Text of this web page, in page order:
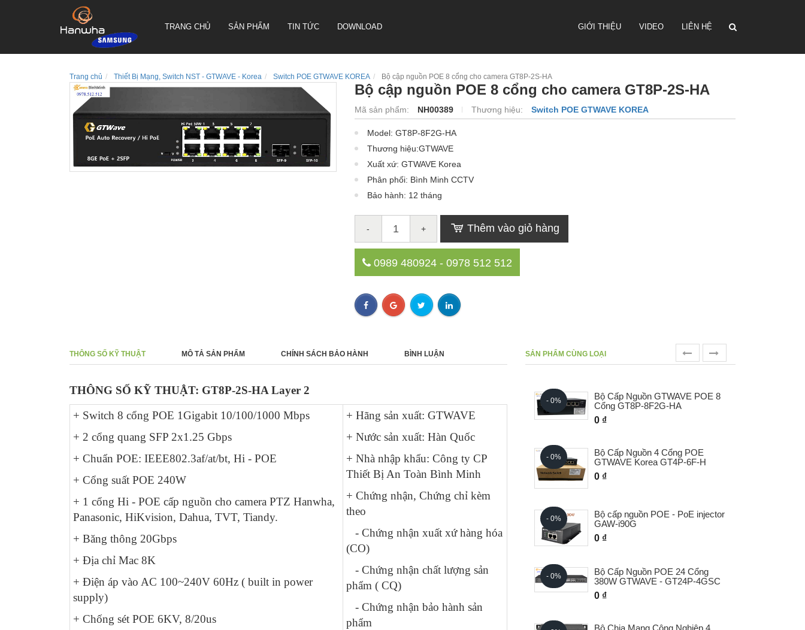
TRANG CHỦ SẢN PHẨM
TRUEN HÀN QUỐC
CAMERA THÂN TRUEN HÀN
CAMERA ỐP TRẦN TRUEN
HÀN QUỐC
CAMERA HỘI NGHỊ TRUYỀN
HÌNH SONBS
LOA IP- PA SYSTEM SONBS
HỆ THỐNG LOA ANALOG - PA
SYSTERM SONBS
TIN TỨC DOWNLOAD GIỚI THIỆU VIDEO LIÊN HỆ
Trang chủ Thiết Bị Mạng, Switch NST - GTWAVE - Korea Switch POE GTWAVE KOREA Bộ cập nguồn POE 8 cổng cho camera GT8P-2S-HA
Bộ cập nguồn POE 8 cổng cho camera GT8P-2S-HA
Mã sản phẩm: NH00389 Thương hiệu: Switch POE GTWAVE KOREA
Model: GT8P-8F2G-HA
Thương hiệu:GTWAVE
Xuất xứ: GTWAVE Korea
Phân phối: Bình Minh CCTV
Bảo hành: 12 tháng
- + Thêm vào giỏ hàng
0989 480924 - 0978 512 512
THÔNG SỐ KỸ THUẬT MÔ TẢ SẢN PHẨM CHÍNH SÁCH BẢO HÀNH BÌNH LUẬN
THÔNG SỐ KỸ THUẬT: GT8P-2S-HA Layer 2
+ Switch 8 cổng POE 1Gigabit 10/100/1000 Mbps
+ 2 cổng quang SFP 2x1.25 Gbps
+ Chuẩn POE: IEEE802.3af/at/bt, Hi - POE
+ Cổng suất POE 240W
+ 1 cổng Hi - POE cấp nguồn cho camera PTZ Hanwha,
Panasonic, HiKvision, Dahua, TVT, Tiandy.
+ Băng thông 20Gbps
+ Địa chỉ Mac 8K
+ Điện áp vào AC 100~240V 60Hz ( built in power
supply)
+ Chống sét POE 6KV, 8/20us
+ Hãng sản xuất: GTWAVE
+ Nước sản xuất: Hàn Quốc
+ Nhà nhập khẩu: Công ty CP
Thiết Bị An Toàn Bình Minh
+ Chứng nhận, Chứng chỉ kèm
theo
- Chứng nhận xuất xứ hàng hóa
(CO)
- Chứng nhận chất lượng sản
phẩm ( CQ)
- Chứng nhận bảo hành sản
phẩm
SẢN PHẨM CÙNG LOẠI
Cổng GT8P-8F2G-HA
0 ₫
- 0%
Bộ Cấp Nguồn 4 Cổng POE
GTWAVE Korea GT4P-6F-H
0 ₫
0 ₫
- 0%
Bộ Cấp Nguồn POE 24 Cổng
- 0%
Bộ Chia POE 1 vào 4 ra WTwave
Hàn Quốc GRT-GEX4
- 0%
Core Switch Quản lý 18 cổng
- 0%
Hub Công Nghiệp 8 cổng POE - 2
Cổng Quang IG8P-2SB
- 0%
Nguồn công nghiệp GWD52-240-
4.7A 240W gắn DIN Rail